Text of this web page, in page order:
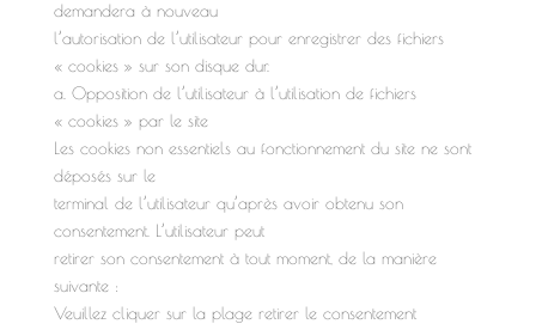
demandera à nouveau
l’autorisation de l’utilisateur pour enregistrer des fichiers
« cookies » sur son disque dur.
a. Opposition de l’utilisateur à l’utilisation de fichiers
« cookies » par le site
Les cookies non essentiels au fonctionnement du site ne sont
déposés sur le
terminal de l’utilisateur qu’après avoir obtenu son
consentement. L’utilisateur peut
retirer son consentement à tout moment, de la manière
suivante :
Veuillez cliquer sur la plage retirer le consentement